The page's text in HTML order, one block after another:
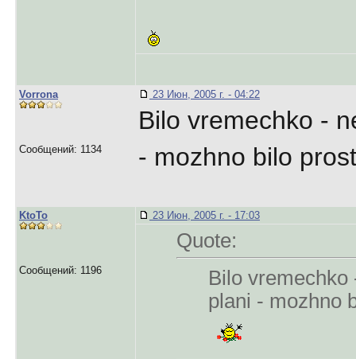
Vorrona
Сообщений: 1134
23 Июн, 2005 г. - 04:22
Bilo vremechko -
- mozhno bilo
KtoTo
Сообщений: 1196
23 Июн, 2005 г. - 17:03
Quote:
Bilo vremechko
plani - mozhno